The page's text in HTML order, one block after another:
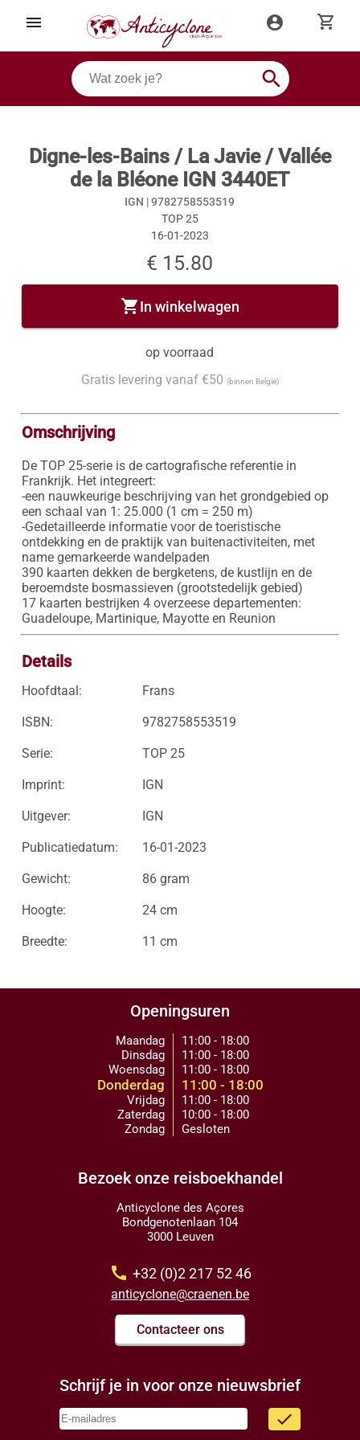
menu account_circle shopping_cart
search
Digne-les-Bains / La Javie / Vallée
de la Bléone IGN 3440ET
IGN |9782758553519
TOP 25
16-01-2023
€ 15.80
shopping_cartIn winkelwagen
op voorraad
Gratis levering vanaf €50 (binnen België)
Omschrijving
De TOP 25-serie is de cartografische referentie in
Frankrijk. Het integreert:
-een nauwkeurige beschrijving van het grondgebied op
een schaal van 1: 25.000 (1 cm = 250 m)
-Gedetailleerde informatie voor de toeristische
ontdekking en de praktijk van buitenactiviteiten, met
name gemarkeerde wandelpaden
390 kaarten dekken de bergketens, de kustlijn en de
beroemdste bosmassieven (grootstedelijk gebied)
17 kaarten bestrijken 4 overzeese departementen:
Guadeloupe, Martinique, Mayotte en Reunion
Details
Hoofdtaal: Frans
ISBN: 9782758553519
Serie: TOP 25
Imprint: IGN
Uitgever: IGN
Publicatiedatum: 16-01-2023
Gewicht: 86 gram
Hoogte: 24 cm
Breedte: 11 cm
Openingsuren
Maandag
Dinsdag
Woensdag
Donderdag
Vrijdag
Zaterdag
Zondag
11:00 - 18:00
11:00 - 18:00
11:00 - 18:00
11:00 - 18:00
11:00 - 18:00
10:00 - 18:00
Gesloten
Bezoek onze reisboekhandel
Anticyclone des Açores
Bondgenotenlaan 104
3000 Leuven
call +32 (0)2 217 52 46
anticyclone@craenen.be
Contacteer ons
Schrijf je in voor onze nieuwsbrief
done